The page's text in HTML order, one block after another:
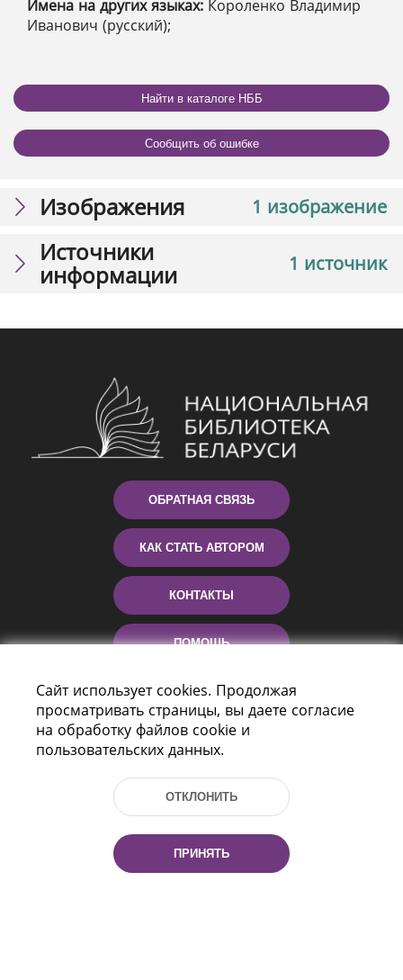
Имена на других языках: Короленко Владимир
Иванович (русский);
Найти в каталоге НББ
Сообщить об ошибке
1 изображение
Изображения
1 источник
Источники
информации
ОБРАТНАЯ СВЯЗЬ
КАК СТАТЬ АВТОРОМ
КОНТАКТЫ
ПОМОЩЬ
Пр-т Независимости 116
г. Минск, Республика Беларусь, 220114
Тел.: (+375 17) 368 37 37, Факс: (+375 17)
Сайт использует cookies. Продолжая
просматривать страницы, вы даете согласие
на обработку файлов cookie и
пользовательских данных.
ОТКЛОНИТЬ
ПРИНЯТЬ